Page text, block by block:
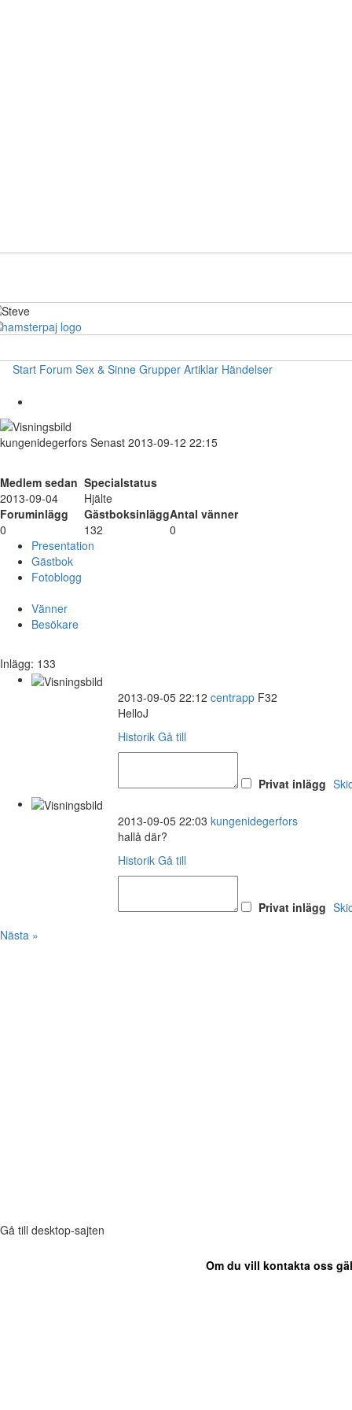
Start Forum Sex & Sinne Grupper Artiklar Händelser
kungenidegerfors Senast 2013-09-12 22:15
Medlem sedan Specialstatus
2013-09-04
Hjälte
Foruminlägg
GästboksinläggAntal vänner
0
132
0
Presentation
Gästbok
Fotoblogg
Vänner
Besökare
Inlägg: 133
2013-09-05 22:12 centrapp F32
HelloJ
Historik Gå till
Privat inlägg
2013-09-05 22:03 kungenidegerfors
hallå där?
Historik Gå till
Privat inlägg
Nästa »
Gå till desktop-sajten
Om du vill kontakta oss